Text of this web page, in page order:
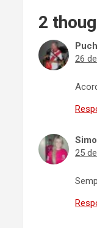
2
26
25